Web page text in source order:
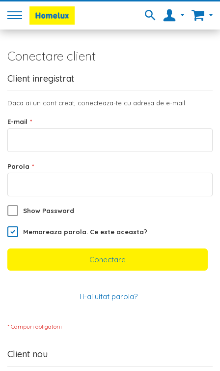
Conectare client
Client inregistrat
Daca ai un cont creat, conecteaza-te cu adresa de e-mail.
E-mail
Parola
Show Password
Memoreaza parola. Ce este aceasta?
Conectare
Ti-ai uitat parola?
Client nou